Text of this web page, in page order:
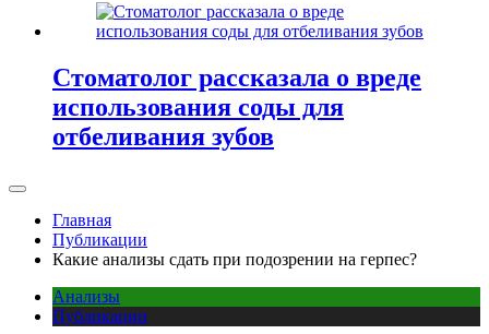
Стоматолог рассказала о вреде
использования соды для
отбеливания зубов
Главная
Публикации
Какие анализы сдать при подозрении на герпес?
Анализы
Публикации